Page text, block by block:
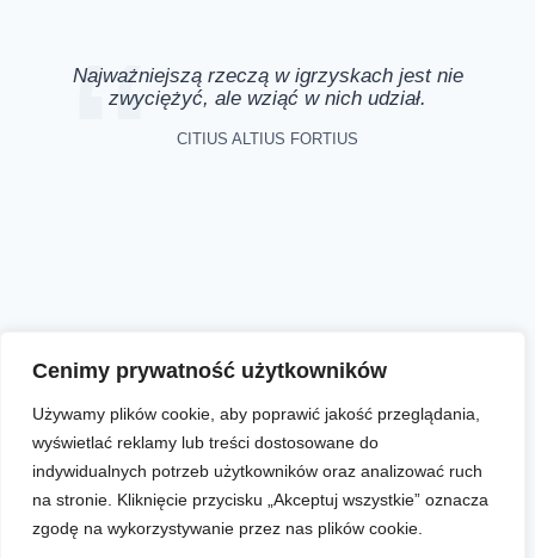
Cenimy prywatność użytkowników
Używamy plików cookie, aby poprawić jakość przeglądania,
wyświetlać reklamy lub treści dostosowane do
indywidualnych potrzeb użytkowników oraz analizować ruch
na stronie. Kliknięcie przycisku „Akceptuj wszystkie” oznacza
zgodę na wykorzystywanie przez nas plików cookie.
Najważniejszą rzeczą w igrzyskach jest nie
zwyciężyć, ale wziąć w nich udział.
CITIUS ALTIUS FORTIUS